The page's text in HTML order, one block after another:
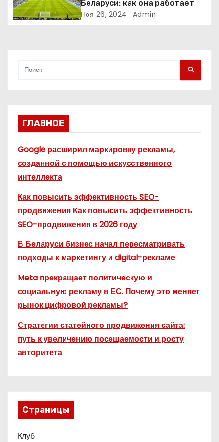
и
Беларуси: как она работает
Ноя 26, 2024 Admin
ГЛАВНОЕ
Google расширил маркировку рекламы,
созданной с помощью искусственного
интеллекта
Как повысить эффективность SEO-
продвижения Как повысить эффективность
SEO-продвижения в 2026 году
В Беларуси бизнес начал пересматривать
подходы к маркетингу и digital-рекламе
Meta прекращает политическую и
социальную рекламу в ЕС. Почему это меняет
рынок цифровой рекламы?
Стратегии статейного продвижения сайта:
путь к увеличению посещаемости и росту
авторитета
Страницы
Клуб